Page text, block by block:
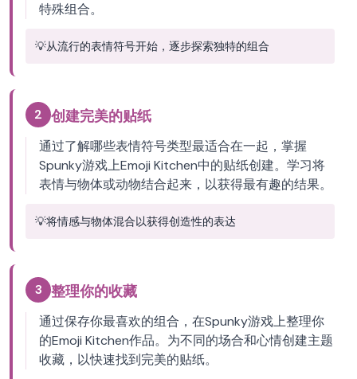
特殊组合。
💡从流行的表情符号开始，逐步探索独特的组合
2 创建完美的贴纸
通过了解哪些表情符号类型最适合在一起，掌握
Spunky游戏上Emoji Kitchen中的贴纸创建。学习将
表情与物体或动物结合起来，以获得最有趣的结果。
💡将情感与物体混合以获得创造性的表达
3 整理你的收藏
通过保存你最喜欢的组合，在Spunky游戏上整理你
的Emoji Kitchen作品。为不同的场合和心情创建主题
收藏，以快速找到完美的贴纸。